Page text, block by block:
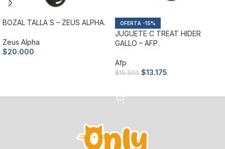
BOZAL TALLA S – ZEUS ALPHA.
Zeus Alpha
$20.000
-15%
JUGUETE C TREAT HIDER
GALLO – AFP.
Afp
$15.500 $13.175